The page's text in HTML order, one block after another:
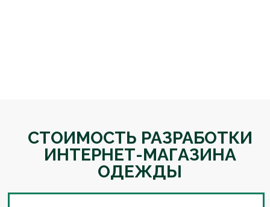
СТОИМОСТЬ РАЗРАБОТКИ
ИНТЕРНЕТ-МАГАЗИНА
ОДЕЖДЫ